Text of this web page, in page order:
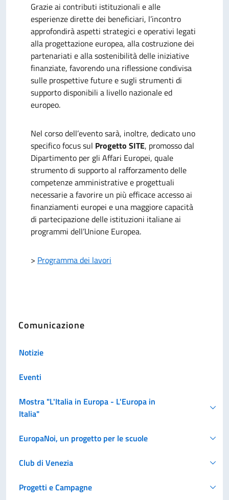
Grazie ai contributi istituzionali e alle
esperienze dirette dei beneficiari, l’incontro
approfondirà aspetti strategici e operativi legati
alla progettazione europea, alla costruzione dei
partenariati e alla sostenibilità delle iniziative
finanziate, favorendo una riflessione condivisa
sulle prospettive future e sugli strumenti di
supporto disponibili a livello nazionale ed
europeo.
Nel corso dell’evento sarà, inoltre, dedicato uno
specifico focus sul Progetto SITE, promosso dal
Dipartimento per gli Affari Europei, quale
strumento di supporto al rafforzamento delle
competenze amministrative e progettuali
necessarie a favorire un più efficace accesso ai
finanziamenti europei e una maggiore capacità
di partecipazione delle istituzioni italiane ai
programmi dell’Unione Europea.
> Programma dei lavori
Comunicazione
Notizie
Eventi
Mostra "L'Italia in Europa - L'Europa in
Italia"
EuropaNoi, un progetto per le scuole
Club di Venezia
Progetti e Campagne